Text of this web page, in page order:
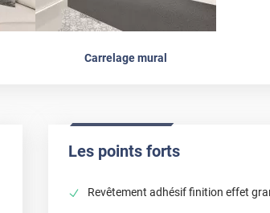
Carrelage mural
Les points forts
Revêtement adhésif finition effet